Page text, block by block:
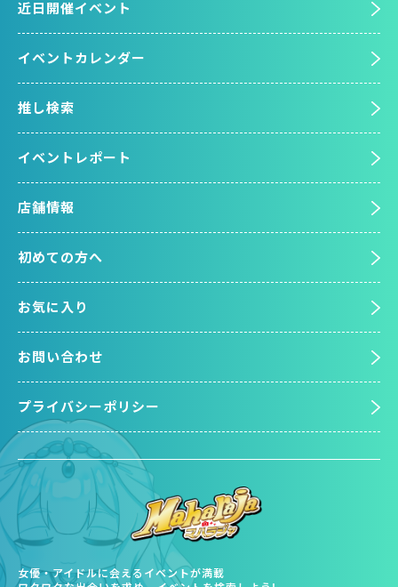
女優・アイドルに会えるイベントが満載
近日開催イベント
イベントカレンダー
推し検索
イベントレポート
店舗情報
初めての方へ
お気に入り
お問い合わせ
プライバシーポリシー